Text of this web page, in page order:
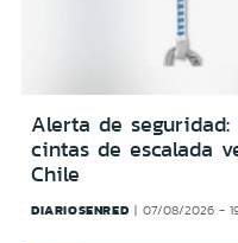
Alerta de
cintas de escalada
Chile
DIARIOSENRED 07/08/2026 -